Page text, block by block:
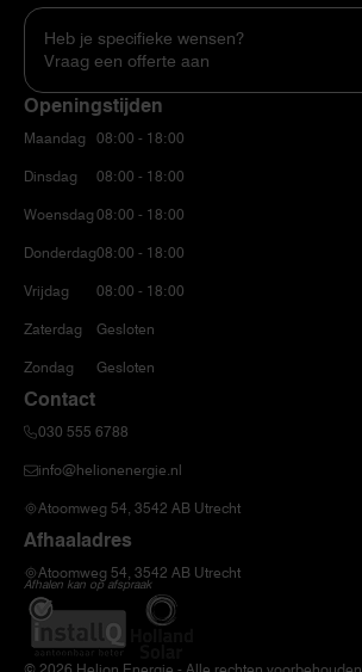
Heb je specifieke wensen?
Vraag een offerte aan
Openingstijden
Maandag
Dinsdag
Woensdag
Donderdag
Vrijdag
Zaterdag
Zondag
08:00 - 18:00
08:00 - 18:00
08:00 - 18:00
08:00 - 18:00
08:00 - 18:00
Gesloten
Gesloten
Contact
030 555 6788
info@helionenergie.nl
Atoomweg 54, 3542 AB Utrecht
Afhaaladres
Atoomweg 54, 3542 AB Utrecht
Afhalen kan op afspraak